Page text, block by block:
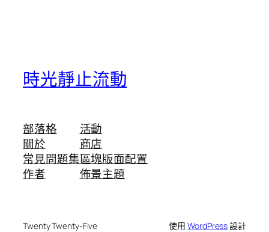
時光靜止流動
部落格
關於
常見問題集
作者
活動
商店
區塊版面配置
佈景主題
Twenty Twenty-Five 使用WordPress設計